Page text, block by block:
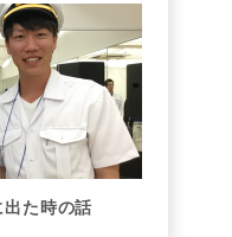
た時の話